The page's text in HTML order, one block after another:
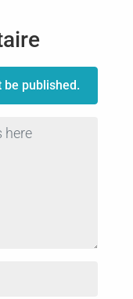
published.